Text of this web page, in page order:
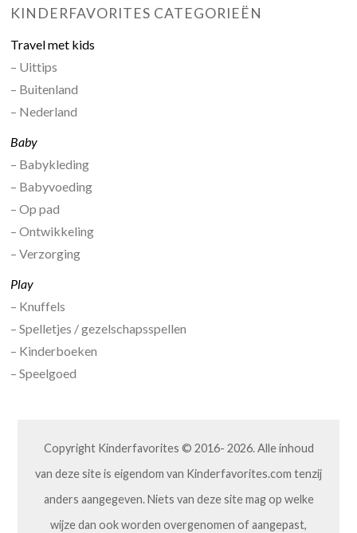
KINDERFAVORITES CATEGORIEËN
Travel met kids
– Uittips
– Buitenland
– Nederland
Baby
– Babykleding
– Babyvoeding
– Op pad
– Ontwikkeling
– Verzorging
Play
– Knuffels
– Spelletjes / gezelschapsspellen
– Kinderboeken
– Speelgoed
Copyright Kinderfavorites © 2016- 2026. Alle inhoud
van deze site is eigendom van Kinderfavorites.com tenzij
anders aangegeven. Niets van deze site mag op welke
wijze dan ook worden overgenomen of aangepast,